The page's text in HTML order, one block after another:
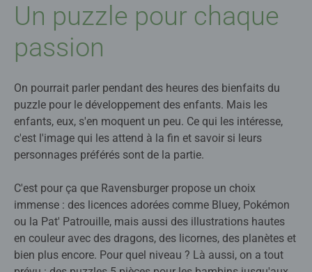
Un puzzle pour chaque
passion
On pourrait parler pendant des heures des bienfaits du
puzzle pour le développement des enfants. Mais les
enfants, eux, s'en moquent un peu. Ce qui les intéresse,
c'est l'image qui les attend à la fin et savoir si leurs
personnages préférés sont de la partie.
C'est pour ça que Ravensburger propose un choix
immense : des licences adorées comme Bluey, Pokémon
ou la Pat' Patrouille, mais aussi des illustrations hautes
en couleur avec des dragons, des licornes, des planètes et
bien plus encore. Pour quel niveau ? Là aussi, on a tout